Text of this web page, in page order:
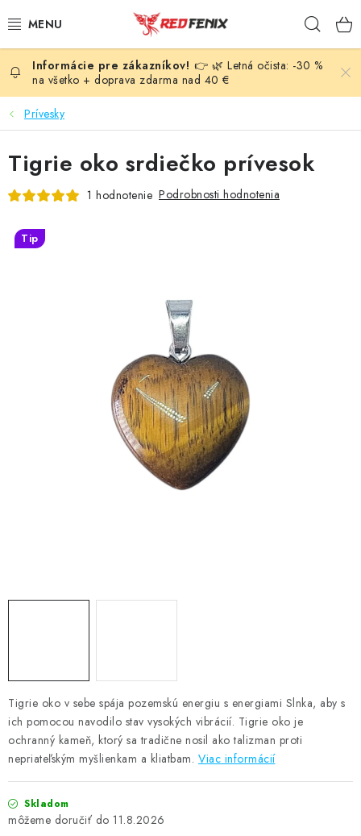
na
POMÔCKY
NÁRAMKY
PRÍVESKY
LIEČIVÉ KAMENE
VONNÉ TYČINKY A KADIDLÁ
AMULETY A TALIZMANY
Poradňa
👉 🌿 Letná očista: -30 %
na všetko + doprava zdarma nad 40 €
Prívesky
Tigrie oko v sebe spája pozemskú energiu s energiami Slnka, aby s
ich pomocou navodilo stav vysokých vibrácií. Tigrie oko je
ochranný kameň, ktorý sa tradične nosil ako talizman proti
nepriateľským myšlienkam a kliatbam. Viac informácií
Skladom
11.8.2026
Tigrie oko srdiečko prívesok
1 hodnotenie Podrobnosti hodnotenia
Tip